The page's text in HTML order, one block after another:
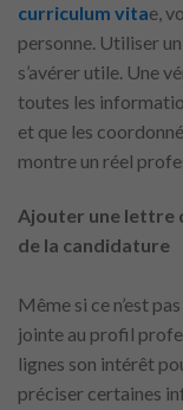
curriculum vitae,
personne. Utiliser
s’avérer utile. Une
toutes les
et que les
montre un réel
Ajouter une lettre
de la candidature
Même si ce n’est
jointe au profil
lignes son intérêt
préciser certaines